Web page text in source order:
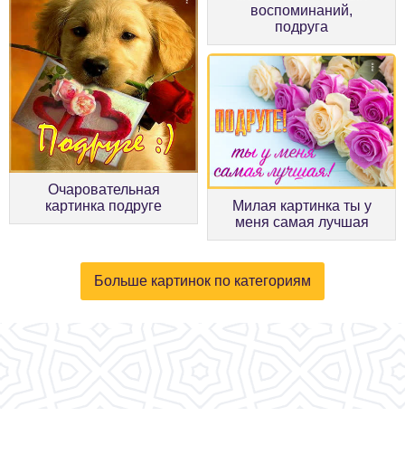
воспоминаний,
подруга
Очаровательная
картинка подруге
Милая картинка ты у
меня самая лучшая
Больше картинок по категориям